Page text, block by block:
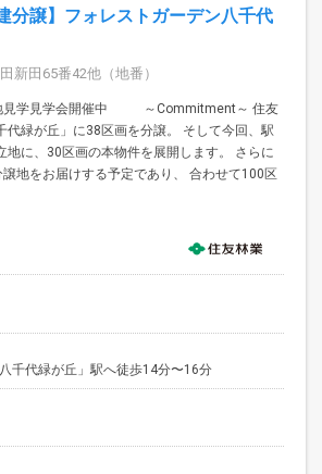
分譲】フォレストガーデン八千代
新田65番42他（地番）
見学見学会開催中 ～Commitment～ 住友
代緑が丘」に38区画を分譲。 そして今回、駅
地に、30区画の本物件を展開します。 さらに
地をお届けする予定であり、 合わせて100区
千代緑が丘」駅へ徒歩14分〜16分